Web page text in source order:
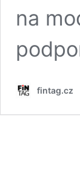
na
fintag.cz